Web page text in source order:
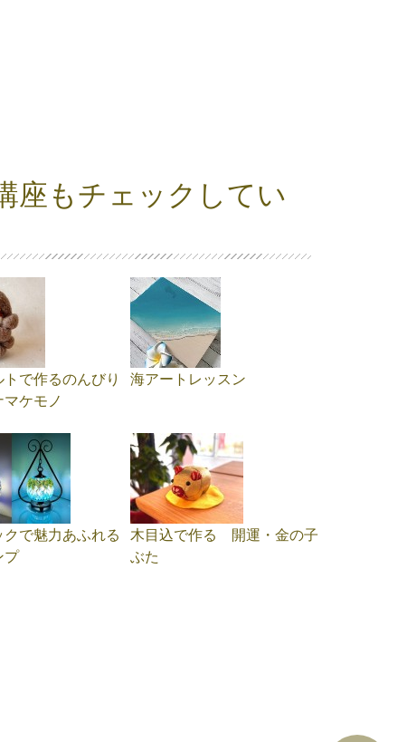
座もチェックしてい
で作るのんびり
ケモノ
海アートレッスン
で魅力あふれる
プ
木目込で作る 開運・金の子
ぶた